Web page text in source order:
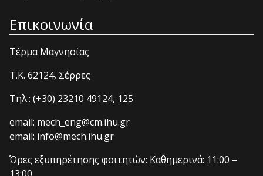
Επικοινωνία
Τέρμα Μαγνησίας
T.K. 62124, Σέρρες
Τηλ.: (+30) 23210 49124, 125
email: mech_eng@cm.ihu.gr
email: info@mech.ihu.gr
Ώρες εξυπηρέτησης φοιτητών: Καθημερινά: 11:00 –